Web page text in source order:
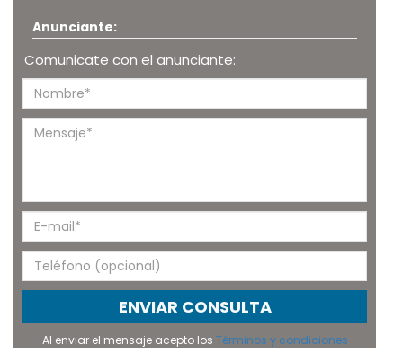
Anunciante:
Comunicate con el anunciante:
ENVIAR CONSULTA
Al enviar el mensaje acepto los Términos y condiciones